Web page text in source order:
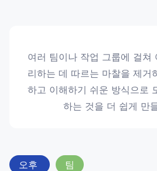
여러 팀이나 작업 그룹에 걸쳐
리하는 데 따르는 마찰을 제거
하고 이해하기 쉬운 방식으로
하는 것을 더 쉽게 만
오후 팀